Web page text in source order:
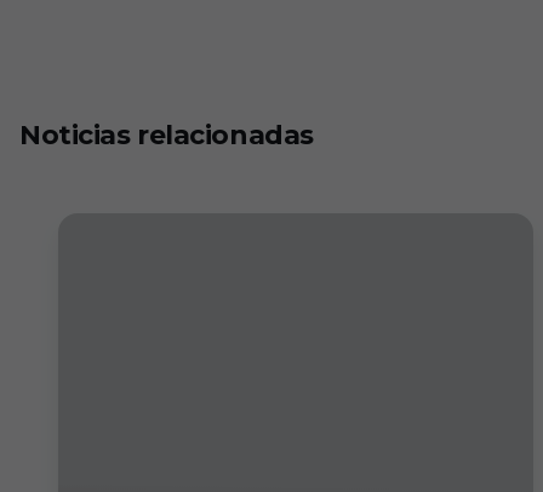
Noticias relacionadas